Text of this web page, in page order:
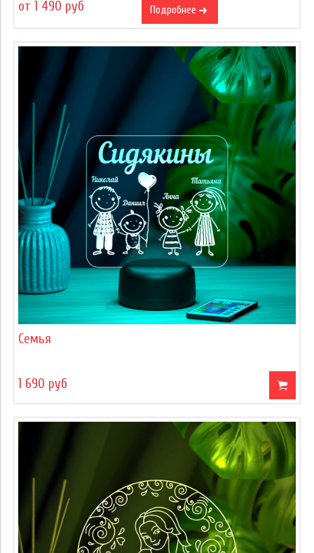
от 1 490 руб Подробнее
Семья
1 690 руб